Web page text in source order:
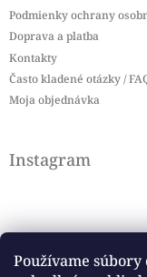
Používame
Podmienky ochrany
Doprava a platba
Kontakty
Často kladené otázky /
Moja objednávka
Instagram